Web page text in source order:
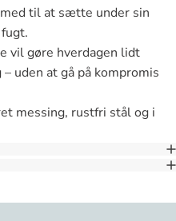
til at sætte under sin
vil gøre hverdagen lidt
uden at gå på kompromis
messing, rustfri stålog i